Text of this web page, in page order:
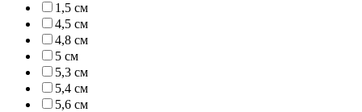
1,5 см
4,5 см
4,8 см
5 см
5,3 см
5,4 см
5,6 см